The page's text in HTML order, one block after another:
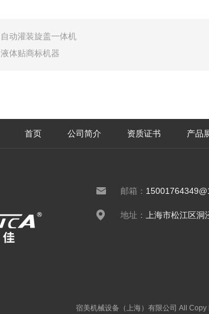
自动灌装旋盖一体机
液体贴商标机器
首页 公司简介 资质证书 产品
邮箱：
地址： 上海市松江区
宿美机械设备（上海）有限公司 All